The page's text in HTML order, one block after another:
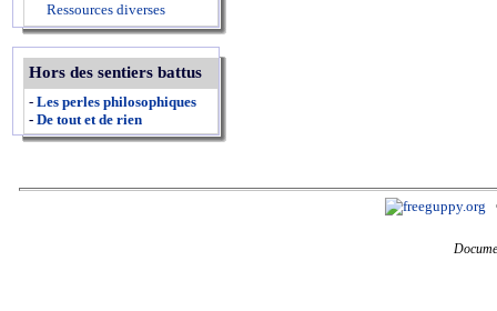
Ressources diverses
Hors des sentiers battus
- Les perles philosophiques
- De tout et de rien